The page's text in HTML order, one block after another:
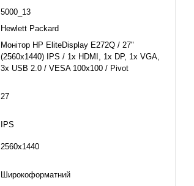
5000_13
Hewlett Packard
Монітор HP EliteDisplay E272Q / 27"
(2560x1440) IPS / 1x HDMI, 1x DP, 1x VGA,
3x USB 2.0 / VESA 100x100 / Pivot
27
IPS
2560x1440
Широкоформатний